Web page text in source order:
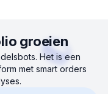
groeien
Het is een
met smart orders